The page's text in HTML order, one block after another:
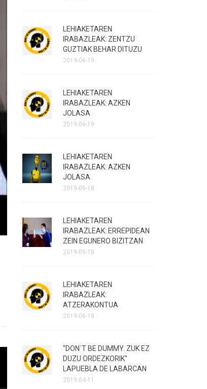
LEHIAKETAREN
IRABAZLEAK: ZENTZU
GUZTIAK BEHAR DITUZU
2019-06-19
LEHIAKETAREN
IRABAZLEAK: AZKEN
JOLASA
2019-06-19
LEHIAKETAREN
IRABAZLEAK: AZKEN
JOLASA
2019-06-18
LEHIAKETAREN
IRABAZLEAK: ERREPIDEAN
ZEIN EGUNERO BIZITZAN
2019-06-18
LEHIAKETAREN
IRABAZLEAK:
ATZERAKONTUA
2019-06-18
"DON´T BE DUMMY. ZUK EZ
DUZU ORDEZKORIK"
LAPUEBLA DE LABARCAN
2019-04-11